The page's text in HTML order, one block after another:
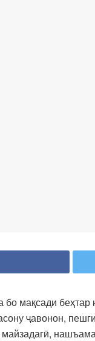
мақсади
ҷавонон,